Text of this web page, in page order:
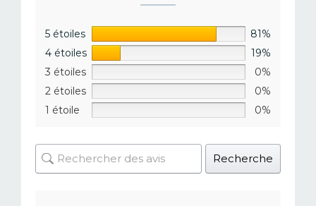
5 étoiles
81%
4 étoiles
19%
3 étoiles
0%
2 étoiles
0%
1 étoile
0%
Recherche